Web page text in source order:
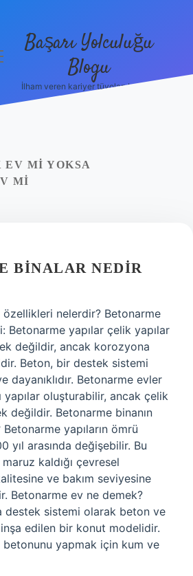
Başarı Yolculuğu
Blogu
İlham veren kariyer tüyoları burada!
EV MI YOKSA
MI
BINALAR NEDIR
nelerdir? Betonarme
Betonarme yapılar çelik yapılar
değildir, ancak korozyona
Beton, bir destek sistemi
dayanıklıdır. Betonarme evler
yapılar oluşturabilir, ancak çelik
değildir. Betonarme binanın
yapıların ömrü
yıl arasında değişebilir. Bu
maruz kaldığı çevresel
ve bakım seviyesine
Betonarme ev ne demek?
destek sistemi olarak beton ve
edilen bir konut modelidir.
betonunu yapmak için kum ve